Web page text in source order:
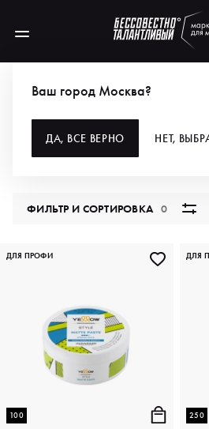
Ваш город Москва?
ДА, ВСЕ ВЕРНО НЕТ,
ФИЛЬТР И СОРТИРОВКА0
100
ДЛЯ ПРОФИ
250
ДЛЯ